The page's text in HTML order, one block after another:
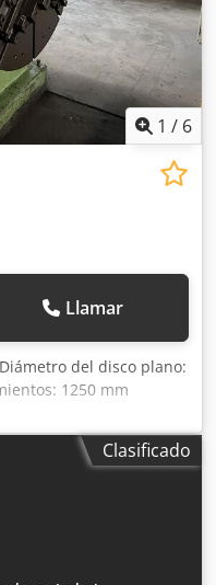
de retención, incl.
y
rodillos cilíndricos /
de control y de
1 / 6
Llamar
del disco plano:
1250 mm
Avance min/máx: 0,3
Ix Sgotsa Diámetro
del contrapunto a
la caña del
MK: 6 Peso
Clasificado